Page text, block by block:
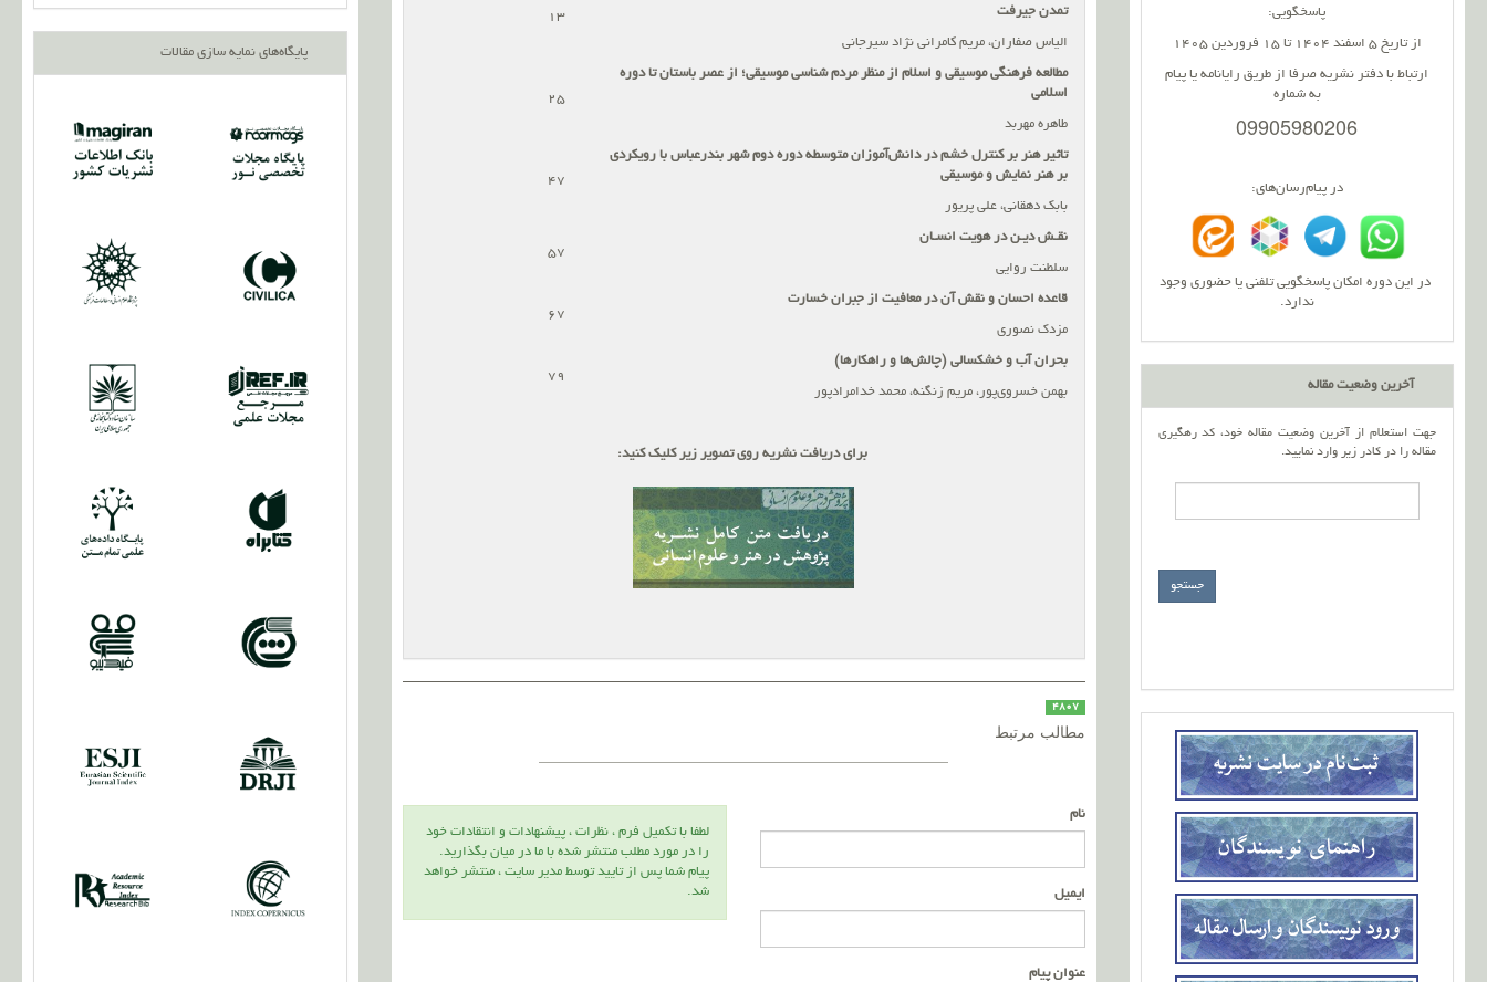
پاسخگویی:
از تاریخ 5 اسفند 1404 تا 15 فروردین 1405
ارتباط با دفتر نشریه صرفا از طریق رایانامه یا پیام
به شماره
09905980206
در پیام‌رسان‌های:
در این دوره امکان پاسخگویی تلفنی یا حضوری وجود
ندارد.
آخرین وضعیت مقاله
جهت استعلام از آخرین وضعیت مقاله خود، کد رهگیری
مقاله را در کادر زیر وارد نمایید.
تمدن جیرفت
13
الیاس صفاران، مریم کامرانی نژاد سیرجانی
مطالعه فرهنگی موسیقی و اسلام از منظر مردم شناسی موسیقی؛ از عصر باستان تا دوره
اسلامی
25
طاهره مهربد
تاثیر هنر بر کنترل خشم در دانش‌آموزان متوسطه دوره دوم شهر بندرعباس با رویکردی
بر هنر نمایش و موسیقی
47
بابک دهقانی، علی پریور
نقـش دیـن در هویت انسـان
57
سلطنت روایی
قاعده احسان و نقش آن در معافیت از جبران خسارت
67
مزدک نصوری
بحران آب و خشکسالی (چالش‌ها و راهکارها)
79
بهمن خسروی‌پور، مریم زنگنه، محمد خدامرادپور
برای دریافت نشریه روی تصویر زیر کلیک کنید:
4807
مطالب مرتبط
لطفا با تكميل فرم ، نظرات ، پيشنهادات و انتقادات خود
را در مورد مطلب منتشر شده با ما در ميان بگذاريد.
پيام شما پس از تاييد توسط مدير سايت ، منتشر خواهد
شد.
نام
ایمیل
عنوان پیام
پایگاه‌های نمایه سازی مقالات